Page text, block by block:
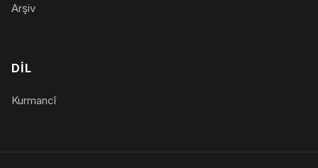
Arşiv
DIL
Kurmancî